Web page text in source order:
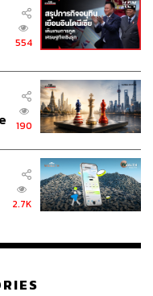
554
190
2.7K